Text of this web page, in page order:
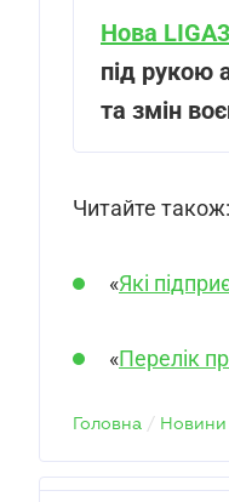
Нова
під рукою
та змін
Читайте також:
«Які
«Перелік
Головна / Новини